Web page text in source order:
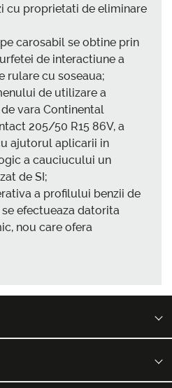
cu proprietati de eliminare
carosabil se obtine prin
de interactiune a
rulare cu soseaua;
de utilizare a
vara Continental
205/50 R15 86V, a
ajutorul aplicarii in
a cauciucului un
de SI;
a profilului benzii de
efectueaza datorita
nou care ofera